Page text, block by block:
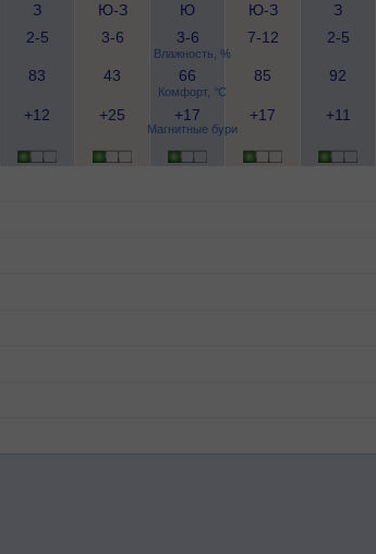
Влажность, %
Комфорт, °C
Магнитные бури
З
2-5
Ю-З
3-6
Ю
3-6
Ю-З
7-12
З
2-5
83 43 66 85 92
+12 +25 +17 +17 +11